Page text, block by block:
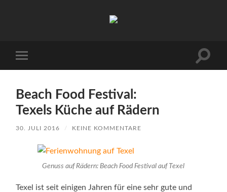
Familie
Menü
Beach Food Festival:
Texels Küche auf Rädern
30. JULI 2016 / KEINE KOMMENTARE
Genuss auf Rädern: Beach Food Festival auf Texel
Texel ist seit einigen Jahren für eine sehr gute und